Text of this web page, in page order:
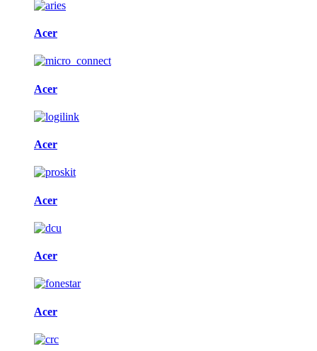
Acer
Acer
Acer
Acer
Acer
Acer